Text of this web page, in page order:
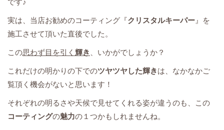
です♪
実は、当店お勧めのコーティング『クリスタルキーパー』を
施工させて頂いた直後でした。
この思わず目を引く 輝き 、いかがでしょうか？
これだけの明かりの下でのツヤツヤした輝きは、なかなかご
覧頂く機会がないと思います！
それぞれの明るさや天候で見せてくれる姿が違うのも、この
コーティングの魅力の１つかもしれませんね。